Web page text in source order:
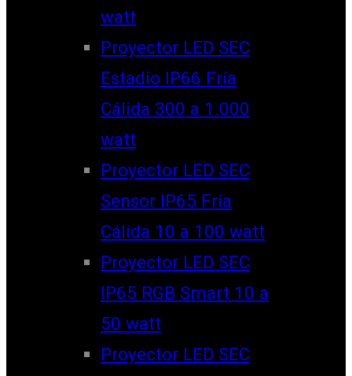
watt
Proyector LED SEC
Estadio IP66 Fría
Cálida 300 a 1.000
watt
Proyector LED SEC
Sensor IP65 Fría
Cálida 10 a 100 watt
Proyector LED SEC
IP65 RGB Smart 10 a
50 watt
Proyector LED SEC